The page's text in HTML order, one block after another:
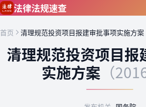
跳到主要内容
法律法规速查
首页 清理规范投资项目报建审批事项实施方案
清理规范投资项目报
实施方案 （